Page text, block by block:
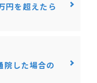
円を超えたら
院した場合の